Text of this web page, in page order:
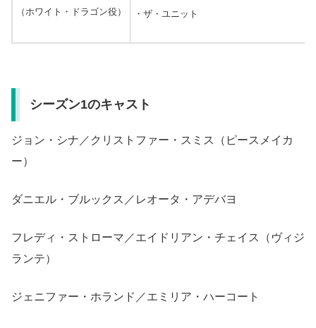
（ホワイト・ドラゴン役）
・ザ・ユニット
シーズン1のキャスト
ジョン・シナ／クリストファー・スミス（ピースメイカ
ー）
ダニエル・ブルックス／レオータ・アデバヨ
フレディ・ストローマ／エイドリアン・チェイス（ヴィジ
ランテ）
ジェニファー・ホランド／エミリア・ハーコート